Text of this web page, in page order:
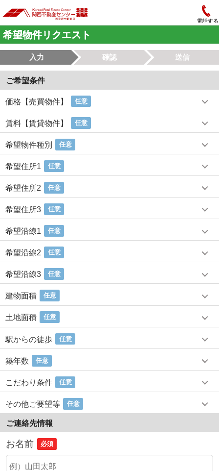
電話する
希望物件リクエスト
入力 確認 送信
ご希望条件
価格【売買物件】 任意
賃料【賃貸物件】 任意
希望物件種別 任意
希望住所1 任意
希望住所2 任意
希望住所3 任意
希望沿線1 任意
希望沿線2 任意
希望沿線3 任意
建物面積 任意
土地面積 任意
駅からの徒歩 任意
築年数 任意
こだわり条件 任意
その他ご要望等 任意
ご連絡先情報
お名前 必須